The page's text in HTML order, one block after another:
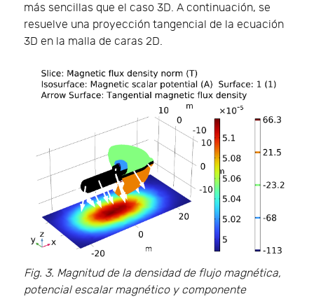
más sencillas que el caso 3D. A continuación, se
resuelve una proyección tangencial de la ecuación
3D en la malla de caras 2D.
Fig. 3. Magnitud de la densidad de flujo magnética,
potencial escalar magnético y componente